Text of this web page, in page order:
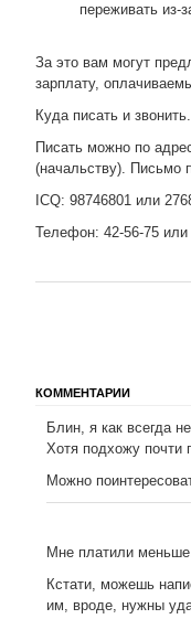
переживать из-
За это вам могут
зарплату,
Куда писать и звонить.
Писать можно по
(начальству). Письмо
ICQ: 98746801 или
Телефон: 42-56-75 или
КОММЕНТАРИИ
Блин, я как всегда
Хотя подхожу почти
Можно
Мне платили
Кстати, можешь
им, вроде, нужны